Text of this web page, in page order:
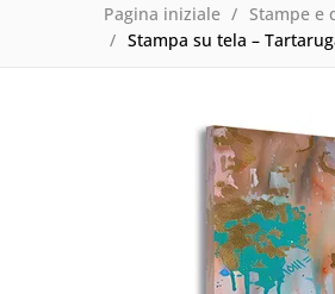
Pagina iniziale Stampe e
Stampa su tela –